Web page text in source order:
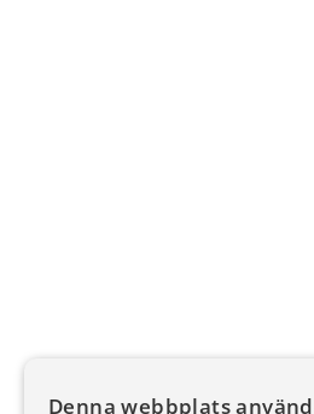
Denna webbplats